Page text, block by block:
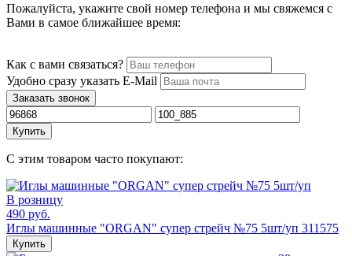
Пожалуйста, укажите свой номер телефона и мы свяжемся с
Вами в самое ближайшее время:
Как с вами связаться?
Удобно сразу указать E-Mail
Заказать звонок
Купить
С этим товаром часто покупают:
В розницу
490 руб.
Иглы машинные "ORGAN" супер стрейч №75 5шт/уп 311575
Купить